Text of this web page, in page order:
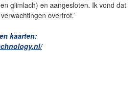
glimlach) en aangesloten. Ik vond dat
overtrof.’
kaarten: